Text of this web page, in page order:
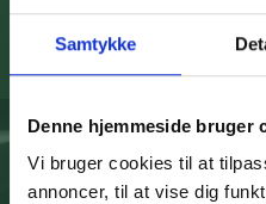
Samtykke
Denne hjemmeside bruger
Vi bruger cookies til at
annoncer, til at vise dig
Dødsmærket
Digterruten for Inger
4 - Dødsmærket